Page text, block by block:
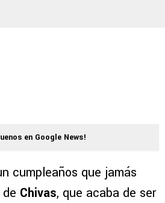
en Google News!
cumpleaños que jamás
Chivas, que acaba de ser